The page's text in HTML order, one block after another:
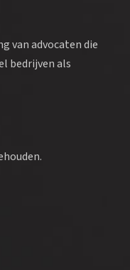
van advocaten die
bedrijven als